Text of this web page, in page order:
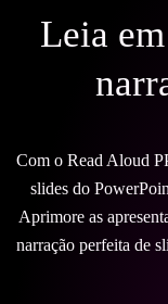
Leia
Com o Read Aloud
slides do
Aprimore as
narração perfeita de